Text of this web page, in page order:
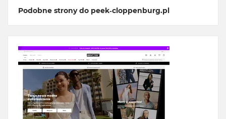
Podobne strony do peek-cloppenburg.pl